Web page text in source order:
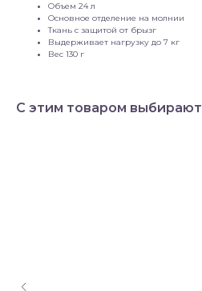
Объем 24 л
Основное отделение на молнии
Ткань с защитой от брызг
Выдерживает нагрузку до 7 кг
Вес 130 г
С этим товаром выбирают